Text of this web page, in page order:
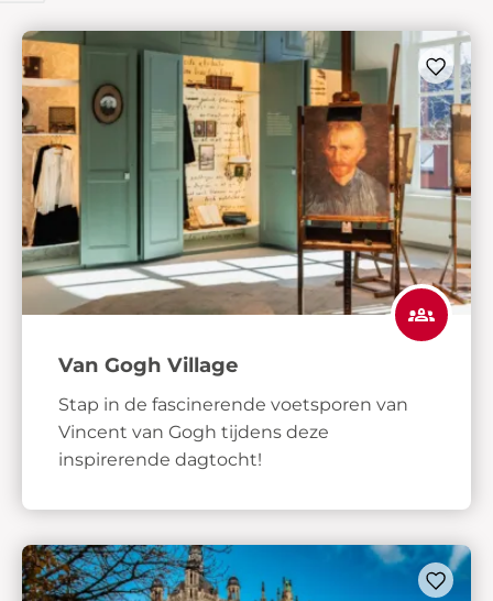
Van Gogh Village
Stap in de fascinerende voetsporen van
Vincent van Gogh tijdens deze
inspirerende dagtocht!